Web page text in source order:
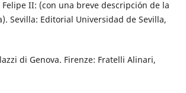
Felipe II: (con una breve descripción de la
Sevilla: Editorial Universidad de Sevilla,
di Genova. Firenze: Fratelli Alinari,